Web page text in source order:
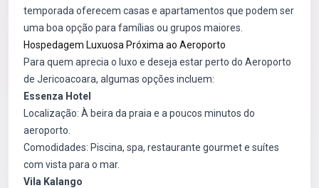
temporada oferecem casas e apartamentos que podem ser
uma boa opção para famílias ou grupos maiores.
Hospedagem Luxuosa Próxima ao Aeroporto
Para quem aprecia o luxo e deseja estar perto do Aeroporto
de Jericoacoara, algumas opções incluem:
Essenza Hotel
Localização: À beira da praia e a poucos minutos do
aeroporto.
Comodidades: Piscina, spa, restaurante gourmet e suítes
com vista para o mar.
Vila Kalango